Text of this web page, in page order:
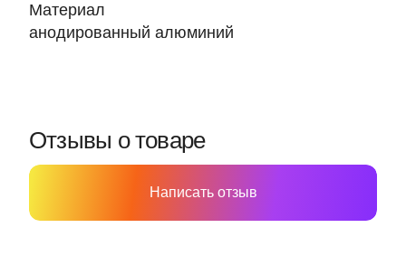
Материал
анодированный алюминий
Отзывы о товаре
Написать отзыв